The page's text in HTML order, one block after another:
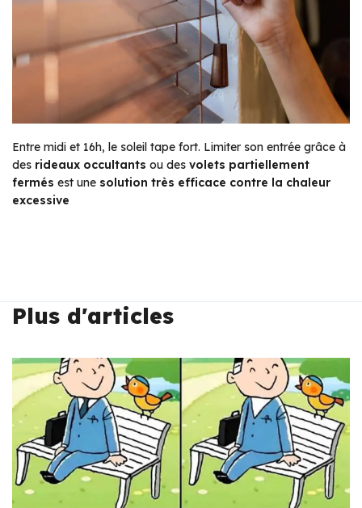
Entre midi et 16h, le soleil tape fort. Limiter son entrée grâce à
des rideaux occultants ou des volets partiellement
fermés est une solution très efficace contre la chaleur
excessive
Plus d'articles